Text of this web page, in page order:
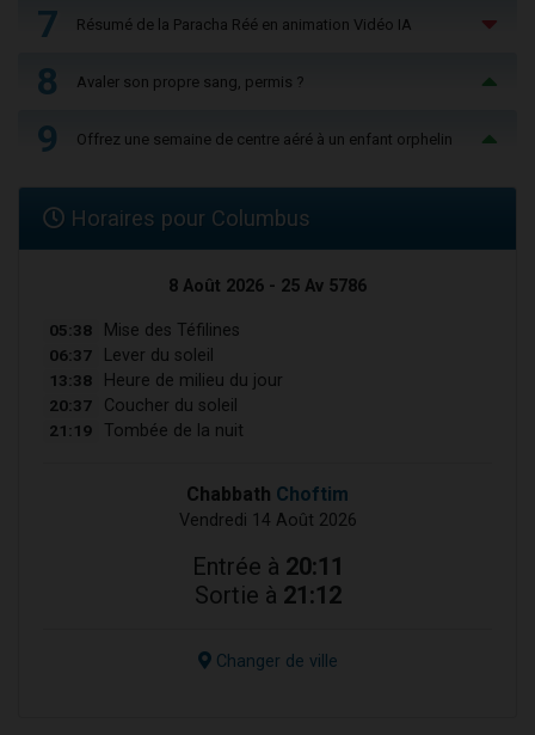
7 Résumé de la Paracha Réé en animation Vidéo IA
8 Avaler son propre sang, permis ?
9 Offrez une semaine de centre aéré à un enfant orphelin
Horaires pour Columbus
8 Août 2026 - 25 Av 5786
05:38 Mise des Téfilines
06:37 Lever du soleil
13:38 Heure de milieu du jour
20:37 Coucher du soleil
21:19 Tombée de la nuit
Chabbath Choftim
Vendredi 14 Août 2026
Entrée à 20:11
Sortie à 21:12
Changer de ville